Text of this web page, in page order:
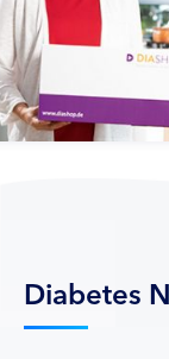
Diabetes